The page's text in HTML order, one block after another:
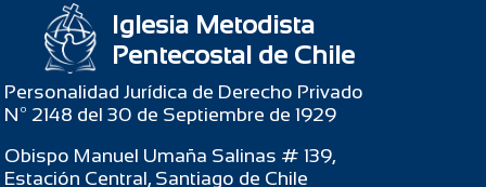
Iglesia Metodista
Pentecostal de Chile
Personalidad Jurídica de Derecho Privado
Nº 2148 del 30 de Septiembre de 1929
Obispo Manuel Umaña Salinas # 139,
Estación Central, Santiago de Chile